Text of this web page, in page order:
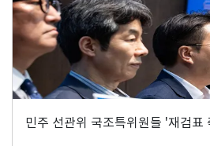
민주 선관위 국조특위원들 '재검표